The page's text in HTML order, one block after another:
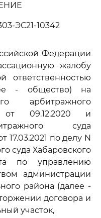
ЭС21-10342
Федерации
жалобу
ответственностью
- общество) на
арбитражного
от 09.12.2020 и
суда
17.03.2021 по делу N
суда Хабаровского
по управлению
администрации
района (далее -
договора и
участок,